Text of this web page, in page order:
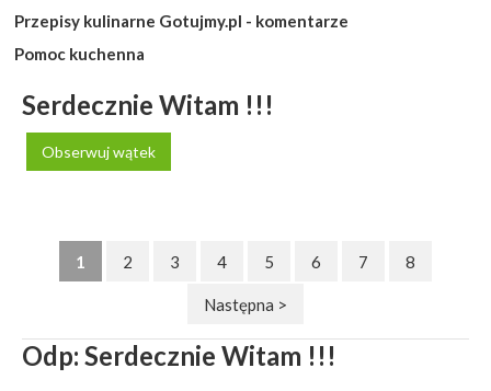
Przepisy kulinarne Gotujmy.pl - komentarze
Pomoc kuchenna
Serdecznie Witam !!!
Obserwuj wątek
1 2 3 4 5 6 7 8
Następna >
Odp: Serdecznie Witam !!!